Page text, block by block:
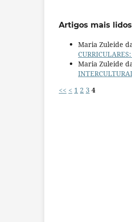
Artigos mais
Maria Zuleide
Maria Zuleide
<< < 1 2 3 4